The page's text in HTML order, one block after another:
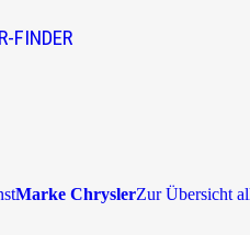
FINDER
Marke ChryslerZur Übersicht